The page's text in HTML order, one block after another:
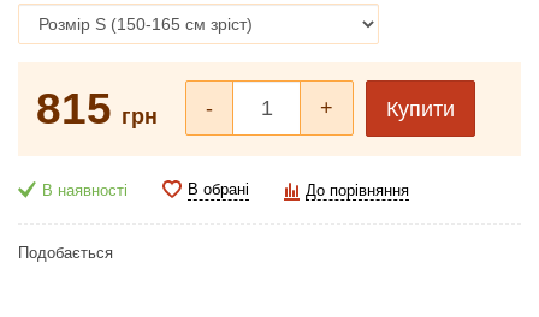
815 грн - + Купити
В наявності В обрані До порівняння
Подобається